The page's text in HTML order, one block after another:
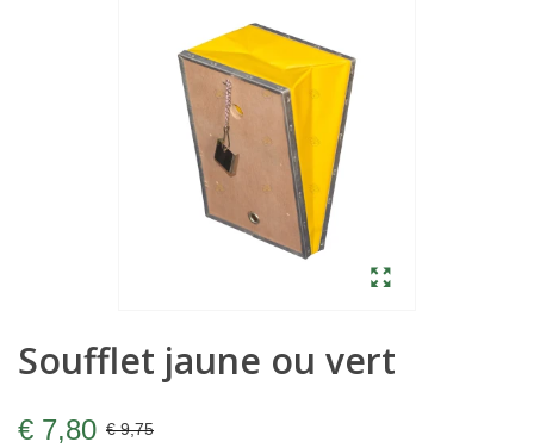
Soufflet jaune ou vert
€ 7,80 € 9,75